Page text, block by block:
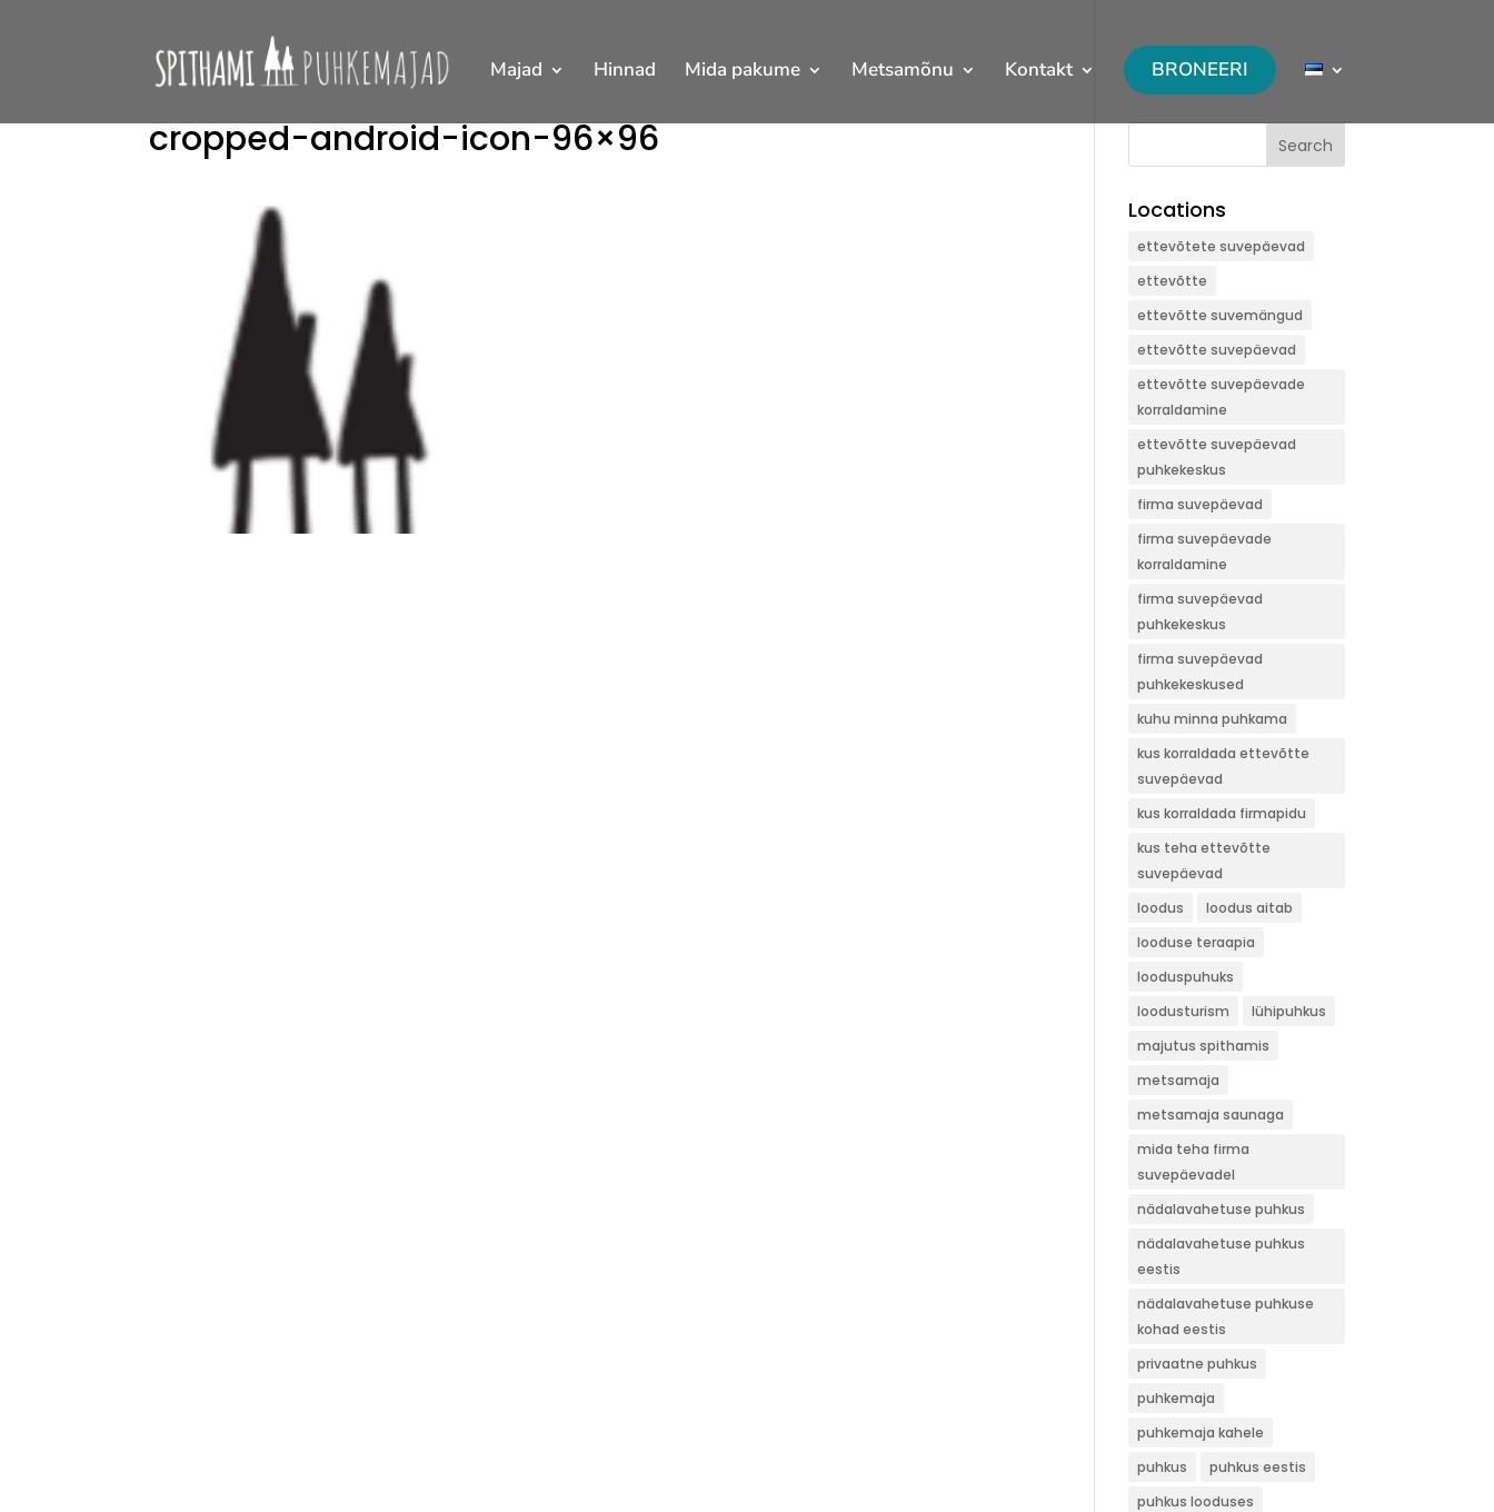
Majad Hinnad Mida pakume Metsamõnu Kontakt BRONEERI
cropped-android-icon-96×96 Search
Locations
ettevõtete suvepäevad
ettevõtte
ettevõtte suvemängud
ettevõtte suvepäevad
ettevõtte suvepäevade
korraldamine
ettevõtte suvepäevad
puhkekeskus
firma suvepäevad
firma suvepäevade
korraldamine
firma suvepäevad
puhkekeskus
firma suvepäevad
puhkekeskused
kuhu minna puhkama
kus korraldada ettevõtte
suvepäevad
kus korraldada firmapidu
kus teha ettevõtte
suvepäevad
loodus
loodus aitab
looduse teraapia
looduspuhuks
loodusturism
lühipuhkus
majutus spithamis
metsamaja
metsamaja saunaga
mida teha firma
suvepäevadel
nädalavahetuse puhkus
nädalavahetuse puhkus
eestis
nädalavahetuse puhkuse
kohad eestis
privaatne puhkus
puhkemaja
puhkemaja kahele
puhkus
puhkus eestis
puhkus looduses